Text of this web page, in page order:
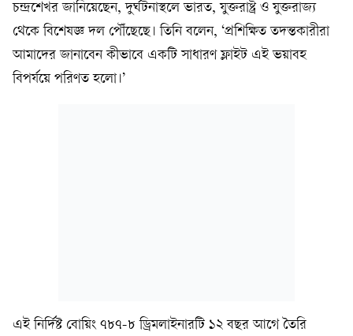
চন্দ্রশেখর জানিয়েছেন, দুর্ঘটনাস্থলে ভারত, যুক্তরাষ্ট্র ও যুক্তরাজ্য
থেকে বিশেষজ্ঞ দল পৌঁছেছে। তিনি বলেন, ‘প্রশিক্ষিত তদন্তকারীরা
আমাদের জানাবেন কীভাবে একটি সাধারণ ফ্লাইট এই ভয়াবহ
বিপর্যয়ে পরিণত হলো।’
এই নির্দিষ্ট বোয়িং ৭৮৭-৮ ড্রিমলাইনারটি ১২ বছর আগে তৈরি